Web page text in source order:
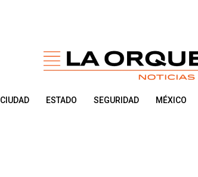
CIUDAD ESTADO SEGURIDAD MÉXICO